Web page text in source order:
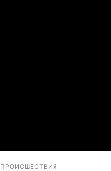
ПРОИСШЕСТВИЯ